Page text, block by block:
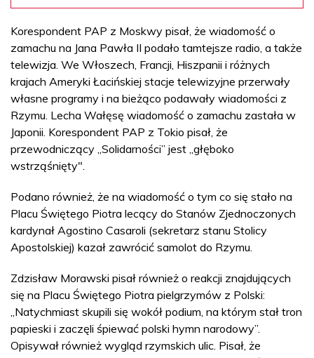
Korespondent PAP z Moskwy pisał, że wiadomość o
zamachu na Jana Pawła II podało tamtejsze radio, a także
telewizja. We Włoszech, Francji, Hiszpanii i różnych
krajach Ameryki Łacińskiej stacje telewizyjne przerwały
własne programy i na bieżąco podawały wiadomości z
Rzymu. Lecha Wałęsę wiadomość o zamachu zastała w
Japonii. Korespondent PAP z Tokio pisał, że
przewodniczący „Solidarności” jest „głęboko
wstrząśnięty".
Podano również, że na wiadomość o tym co się stało na
Placu Świętego Piotra lecący do Stanów Zjednoczonych
kardynał Agostino Casaroli (sekretarz stanu Stolicy
Apostolskiej) kazał zawrócić samolot do Rzymu.
Zdzisław Morawski pisał również o reakcji znajdujących
się na Placu Świętego Piotra pielgrzymów z Polski:
„Natychmiast skupili się wokół podium, na którym stał tron
papieski i zaczęli śpiewać polski hymn narodowy”.
Opisywał również wygląd rzymskich ulic. Pisał, że